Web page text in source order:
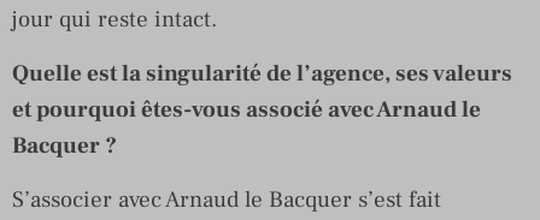
jour qui reste intact.
Quelle est la singularité de l’agence, ses valeurs
et pourquoi êtes-vous associé avec Arnaud le
Bacquer ?
S’associer avec Arnaud le Bacquer s’est fait